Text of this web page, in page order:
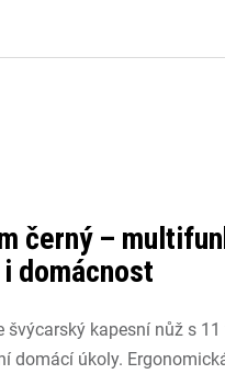
černý –
domácnost
švýcarský kapesní nůž s
domácí úkoly.